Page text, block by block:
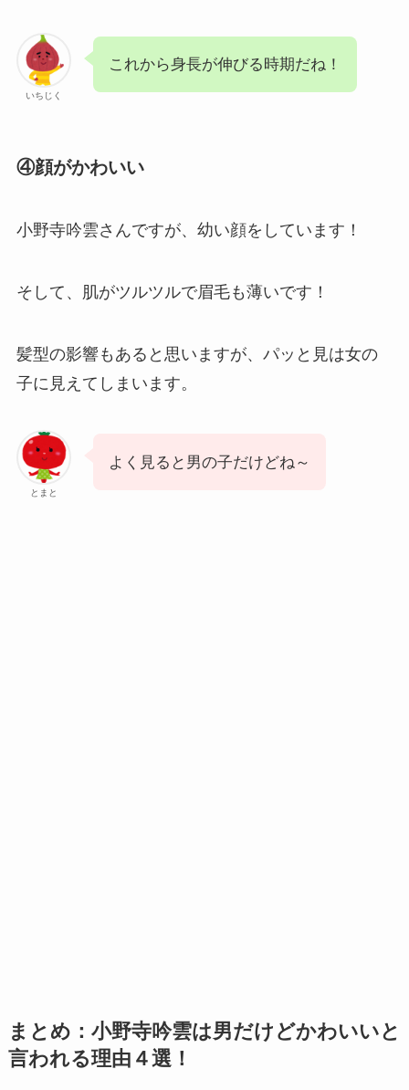
いちじく
これから身長が伸びる時期だね！
④顔がかわいい
小野寺吟雲さんですが、幼い顔をしています！
そして、肌がツルツルで眉毛も薄いです！
髪型の影響もあると思いますが、パッと見は女の
子に見えてしまいます。
とまと
よく見ると男の子だけどね～
まとめ：小野寺吟雲は男だけどかわいいと
言われる理由４選！